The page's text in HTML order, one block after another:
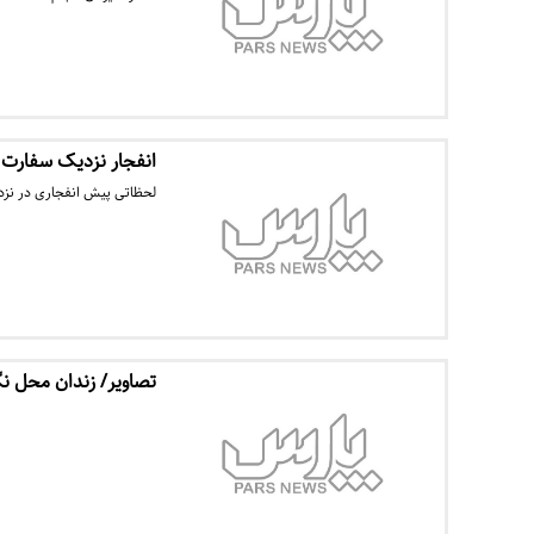
انفجار نزدیک سفارت
لحظاتی پیش انفجاری در
تصاویر/ زندان محل